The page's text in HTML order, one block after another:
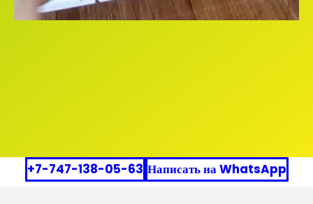
+7-747-138-05-63 Написать на WhatsApp